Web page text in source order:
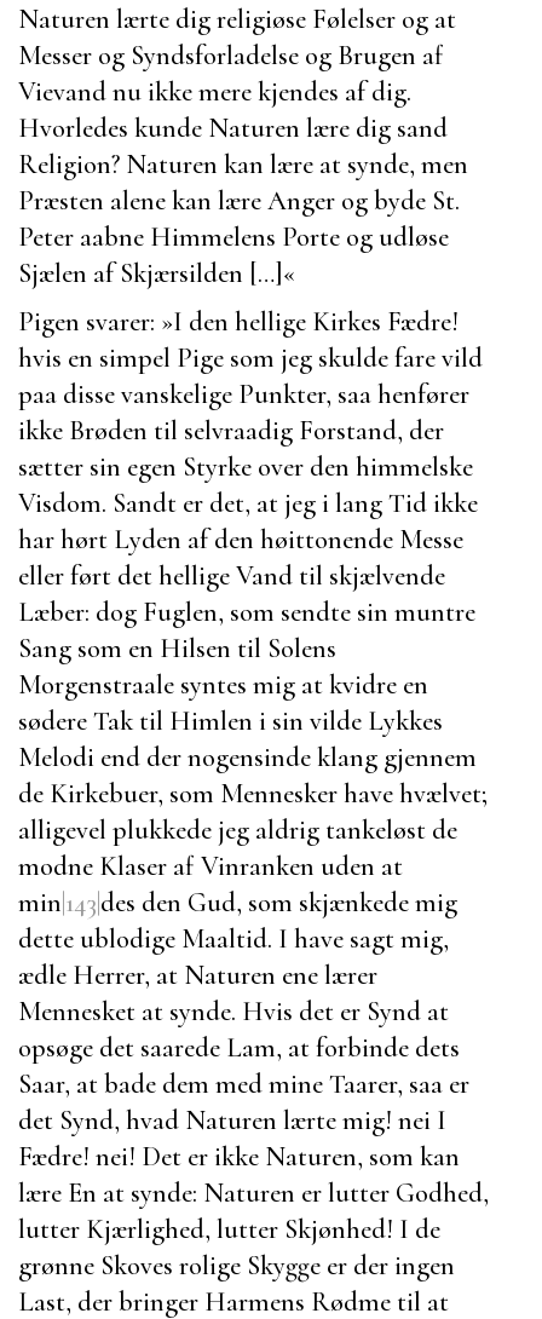
Naturen lærte dig religiøse Følelser og at
Messer og Syndsforladelse og Brugen af
Vievand nu ikke mere kjendes af dig.
Hvorledes kunde Naturen lære dig sand
Religion? Naturen kan lære at synde, men
Præsten alene kan lære Anger og byde St.
Peter aabne Himmelens Porte og udløse
Sjælen af Skjærsilden […]«
Pigen svarer: »I den hellige Kirkes Fædre!
hvis en simpel Pige som jeg skulde fare vild
paa disse vanskelige Punkter, saa henfører
ikke Brøden til selvraadig Forstand, der
sætter sin egen Styrke over den himmelske
Visdom. Sandt er det, at jeg i lang Tid ikke
har hørt Lyden af den høittonende Messe
eller ført det hellige Vand til skjælvende
Læber: dog Fuglen, som sendte sin muntre
Sang som en Hilsen til Solens
Morgenstraale syntes mig at kvidre en
sødere Tak til Himlen i sin vilde Lykkes
Melodi end der nogensinde klang gjennem
de Kirkebuer, som Mennesker have hvælvet;
alligevel plukkede jeg aldrig tankeløst de
modne Klaser af Vinranken uden at
min|143|des den Gud, som skjænkede mig
dette ublodige Maaltid. I have sagt mig,
ædle Herrer, at Naturen ene lærer
Mennesket at synde. Hvis det er Synd at
opsøge det saarede Lam, at forbinde dets
Saar, at bade dem med mine Taarer, saa er
det Synd, hvad Naturen lærte mig! nei I
Fædre! nei! Det er ikke Naturen, som kan
lære En at synde: Naturen er lutter Godhed,
lutter Kjærlighed, lutter Skjønhed! I de
grønne Skoves rolige Skygge er der ingen
Last, der bringer Harmens Rødme til at